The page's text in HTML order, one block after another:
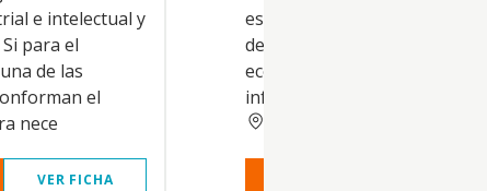
e intelectual y
para el
de las
el
nece
VER FICHA
estudios de viabilidad,
de inversión, consultoría
económica finaciera y fiscal,
infornes periciales